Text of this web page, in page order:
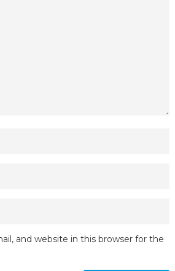
and website in this browser for the